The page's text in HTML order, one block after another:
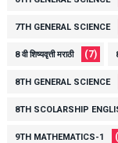
7TH GENERAL SCIENCE
8 वी शिष्यवृत्ती मराठी (7)
8TH GENERAL SCIENCE
8TH SCOLARSHIP
9TH MATHEMATICS-1